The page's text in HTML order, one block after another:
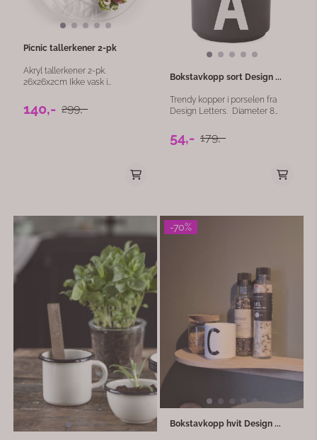
Picnic tallerkener 2-pk
Akryl tallerkener 2-pk.
26x26x2cm Ikke vask i
140,- 299,-
Bokstavkopp sort Design ...
Trendy kopper i porselen fra
Design Letters. Diameter 8
oppvaskmaskin
54,- 179,-
-70%
Bokstavkopp hvit Design ...